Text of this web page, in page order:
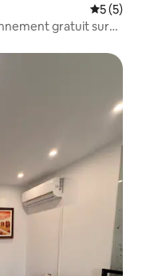
5 (5)
gratuit sur